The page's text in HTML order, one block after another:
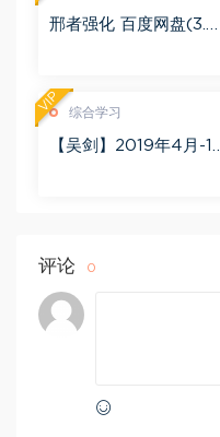
邢者强化 百度网盘(3.01
综合学习
【吴剑】2019年4月-11
VIP
评论 0